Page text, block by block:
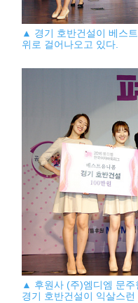
▲ 경기 호반건설이 베스
위로 걸어나오고 있다.
▲ 후원사 (주)엠디엠 문주
경기 호반건설이 익살스